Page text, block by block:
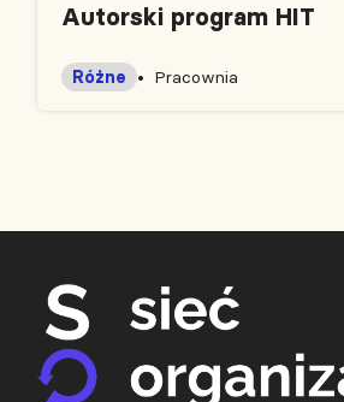
Autorski program HIT
Pracownia
Różne